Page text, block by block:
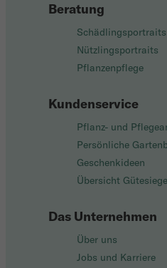
Beratung
Schädlingsportraits
Nützlingsportraits
Pflanzenpflege
Kundenservice
Pflanz- und
Persönliche
Geschenkideen
Übersicht
Das Unternehmen
Über uns
Jobs und Karriere